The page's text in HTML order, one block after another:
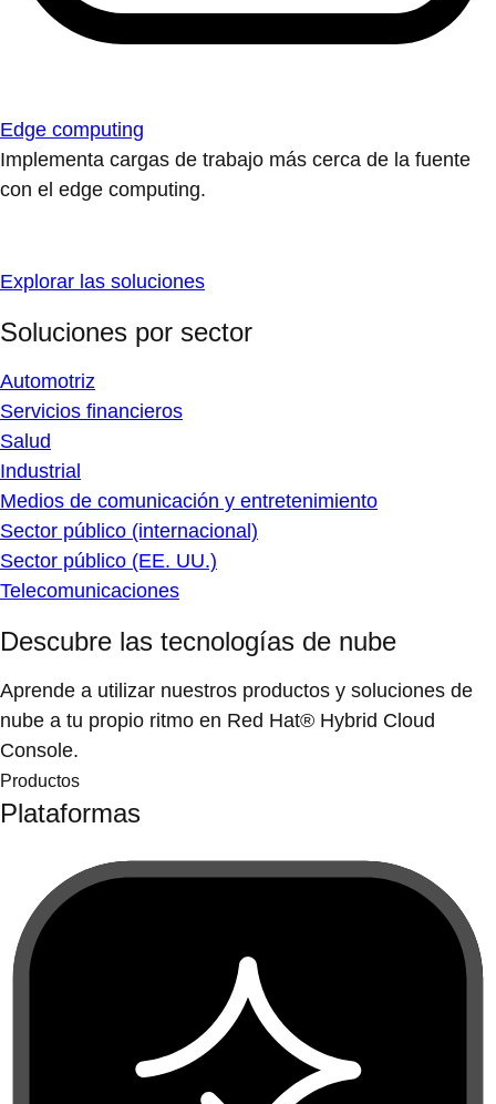
Edge computing
Implementa cargas de trabajo más cerca de la fuente
con el edge computing.
Explorar las soluciones
Soluciones por sector
Automotriz
Servicios financieros
Salud
Industrial
Medios de comunicación y entretenimiento
Sector público (internacional)
Sector público (EE. UU.)
Telecomunicaciones
Descubre las tecnologías de nube
Aprende a utilizar nuestros productos y soluciones de
nube a tu propio ritmo en Red Hat® Hybrid Cloud
Console.
Productos
Plataformas